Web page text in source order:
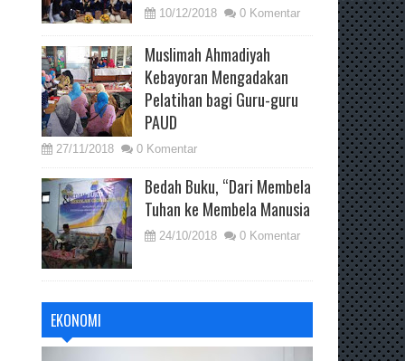
10/12/2018 0 Komentar
Muslimah Ahmadiyah
Kebayoran Mengadakan
Pelatihan bagi Guru-guru
PAUD
27/11/2018 0 Komentar
Bedah Buku, “Dari Membela
Tuhan ke Membela Manusia
24/10/2018 0 Komentar
EKONOMI